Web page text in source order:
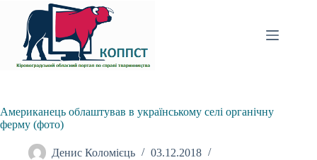
вмісту
Американець облаштував в українському селі органічну
ферму (фото)
Денис Коломієць
03.12.2018